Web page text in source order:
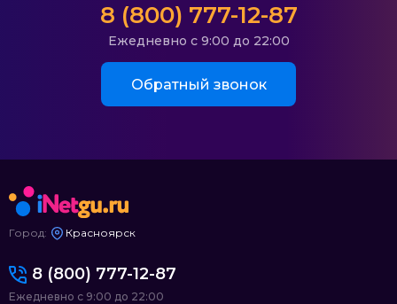
8 (800) 777-12-87
Ежедневно с 9:00 до 22:00
Обратный звонок
Город: Красноярск
8 (800) 777-12-87
Ежедневно с 9:00 до 22:00